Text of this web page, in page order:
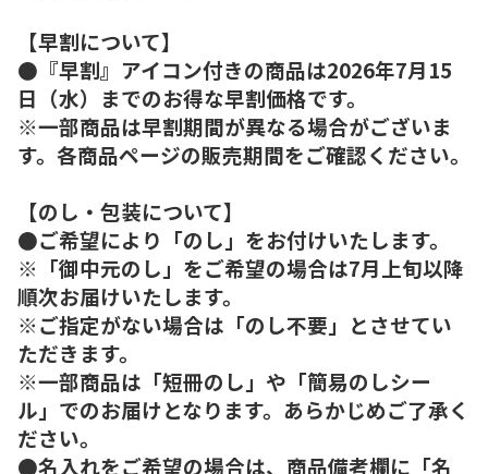
【早割について】
●『早割』アイコン付きの商品は2026年7月15
日（水）までのお得な早割価格です。
※一部商品は早割期間が異なる場合がございま
す。各商品ページの販売期間をご確認ください。
【のし・包装について】
●ご希望により「のし」をお付けいたします。
※「御中元のし」をご希望の場合は7月上旬以降
順次お届けいたします。
※ご指定がない場合は「のし不要」とさせてい
ただきます。
※一部商品は「短冊のし」や「簡易のしシー
ル」でのお届けとなります。あらかじめご了承く
ださい。
●名入れをご希望の場合は、商品備考欄に「名